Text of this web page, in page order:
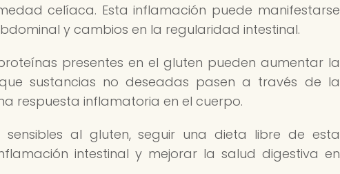
celíaca. Esta inflamación puede manifestarse
y cambios en la regularidad intestinal.
presentes en el gluten pueden aumentar la
sustancias no deseadas pasen a través de la
respuesta inflamatoria en el cuerpo.
al gluten, seguir una dieta libre de esta
intestinal y mejorar la salud digestiva en